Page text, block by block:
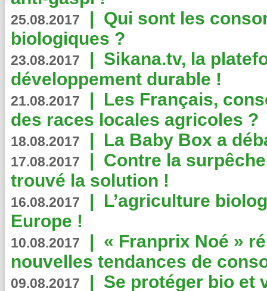
25.08.2017 | Qui sont les
biologiques ?
23.08.2017 | Sikana.tv, la
développement durable !
21.08.2017 | Les Français,
des races locales agricoles ?
18.08.2017 | La Baby Box a
17.08.2017 | Contre la
trouvé la solution !
16.08.2017 | L’agriculture
Europe !
10.08.2017 | « Franprix Noé »
nouvelles tendances de
09.08.2017 | Se protéger bio et